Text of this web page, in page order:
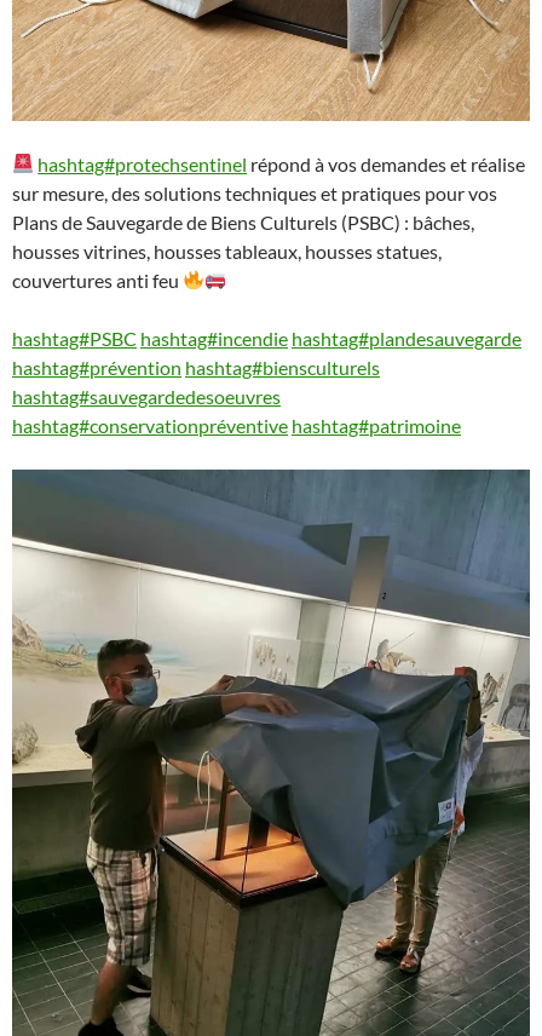
hashtag#protechsentinel répond à vos demandes et réalise
sur mesure, des solutions techniques et pratiques pour vos
Plans de Sauvegarde de Biens Culturels (PSBC) : bâches,
housses vitrines, housses tableaux, housses statues,
couvertures anti feu
hashtag#PSBC hashtag#incendie hashtag#plandesauvegarde
hashtag#prévention hashtag#biensculturels
hashtag#sauvegardedesoeuvres
hashtag#conservationpréventive hashtag#patrimoine